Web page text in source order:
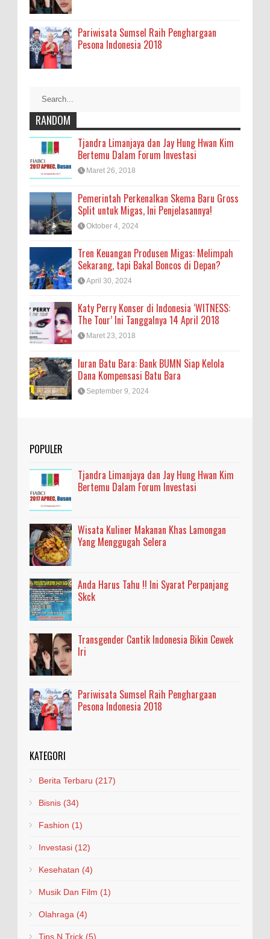
Pariwisata Sumsel Raih Penghargaan
Pesona Indonesia 2018
RANDOM
Tjandra Limanjaya dan Jay Hung Hwan Kim
Bertemu Dalam Forum Investasi
Maret 26, 2018
Pemerintah Perkenalkan Skema Baru Gross
Split untuk Migas, Ini Penjelasannya!
Oktober 4, 2024
Tren Keuangan Produsen Migas: Melimpah
Sekarang, tapi Bakal Boncos di Depan?
April 30, 2024
Katy Perry Konser di Indonesia ‘WITNESS:
The Tour’ Ini Tanggalnya 14 April 2018
Maret 23, 2018
Iuran Batu Bara: Bank BUMN Siap Kelola
Dana Kompensasi Batu Bara
September 9, 2024
POPULER
Tjandra Limanjaya dan Jay Hung Hwan Kim
Bertemu Dalam Forum Investasi
Wisata Kuliner Makanan Khas Lamongan
Yang Menggugah Selera
Anda Harus Tahu !! Ini Syarat Perpanjang
Skck
Transgender Cantik Indonesia Bikin Cewek
Iri
Pariwisata Sumsel Raih Penghargaan
Pesona Indonesia 2018
KATEGORI
Berita Terbaru (217)
Bisnis (34)
Fashion (1)
Investasi (12)
Kesehatan (4)
Musik Dan Film (1)
Olahraga (4)
Tips N Trick (5)